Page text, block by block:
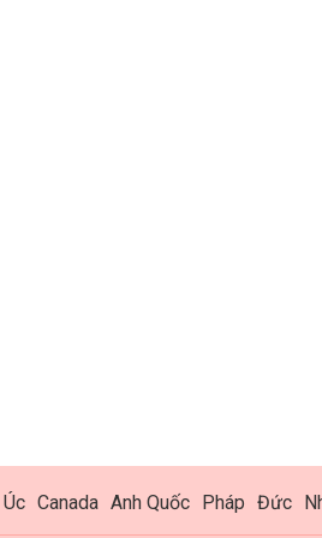
Úc Canada Anh Quốc Pháp Đức